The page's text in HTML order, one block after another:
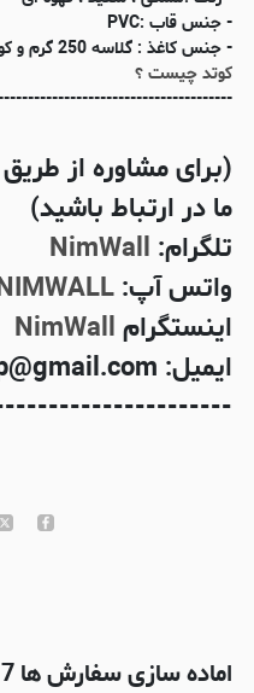
- جنس قاب :PVC
- جنس کاغذ : گلاسه 250 گرم و کوتد 170 گرم
کوتد چیست ؟
(برای مشاوره از
ما در ارتباط باشید)
تلگرام: NimWall
واتس آپ:
اینستگرامNimWall
ایمیل: Nimwallgroup@gmail.com